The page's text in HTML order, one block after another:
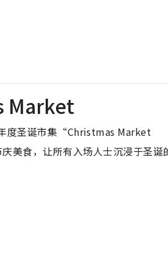
Market
度圣诞市集“Christmas Market
美食，让所有入场人士沉浸于圣诞